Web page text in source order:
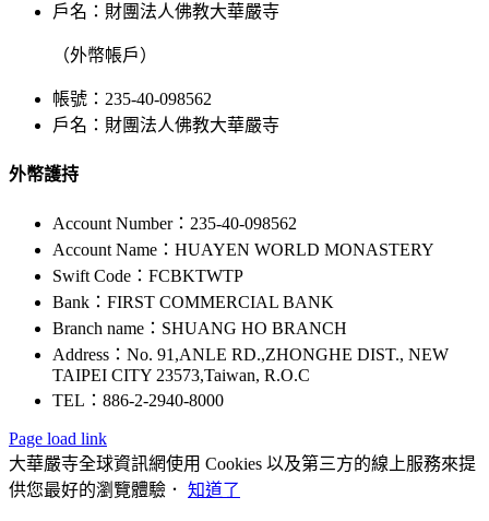
戶名：財團法人佛教大華嚴寺
（外幣帳戶）
帳號：235-40-098562
戶名：財團法人佛教大華嚴寺
外幣護持
Account Number：235-40-098562
Account Name：HUAYEN WORLD MONASTERY
Swift Code：FCBKTWTP
Bank：FIRST COMMERCIAL BANK
Branch name：SHUANG HO BRANCH
Address：No. 91,ANLE RD.,ZHONGHE DIST., NEW
TAIPEI CITY 23573,Taiwan, R.O.C
TEL：886-2-2940-8000
Page load link
大華嚴寺全球資訊網使用 Cookies 以及第三方的線上服務來提
供您最好的瀏覽體驗． 知道了